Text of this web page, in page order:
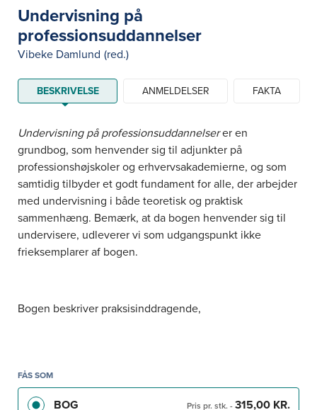
Undervisning på
professionsuddannelser
Vibeke Damlund (red.)
BESKRIVELSE ANMELDELSER FAKTA
Undervisning på professionsuddannelserer en
grundbog, som henvender sig til adjunkter på
professionshøjskoler og erhvervsakademierne, og som
samtidig tilbyder et godt fundament for alle, der arbejder
med undervisning i både teoretisk og praktisk
sammenhæng. Bemærk, at da bogen henvender sig til
undervisere, udleverer vi som udgangspunkt ikke
frieksemplarer af bogen.
Bogen beskriver praksisinddragende,
forbereder sin undervisning fagligt og pædagogisk
FÅS SOM
BOG Pris pr. stk. - 315,00 KR.